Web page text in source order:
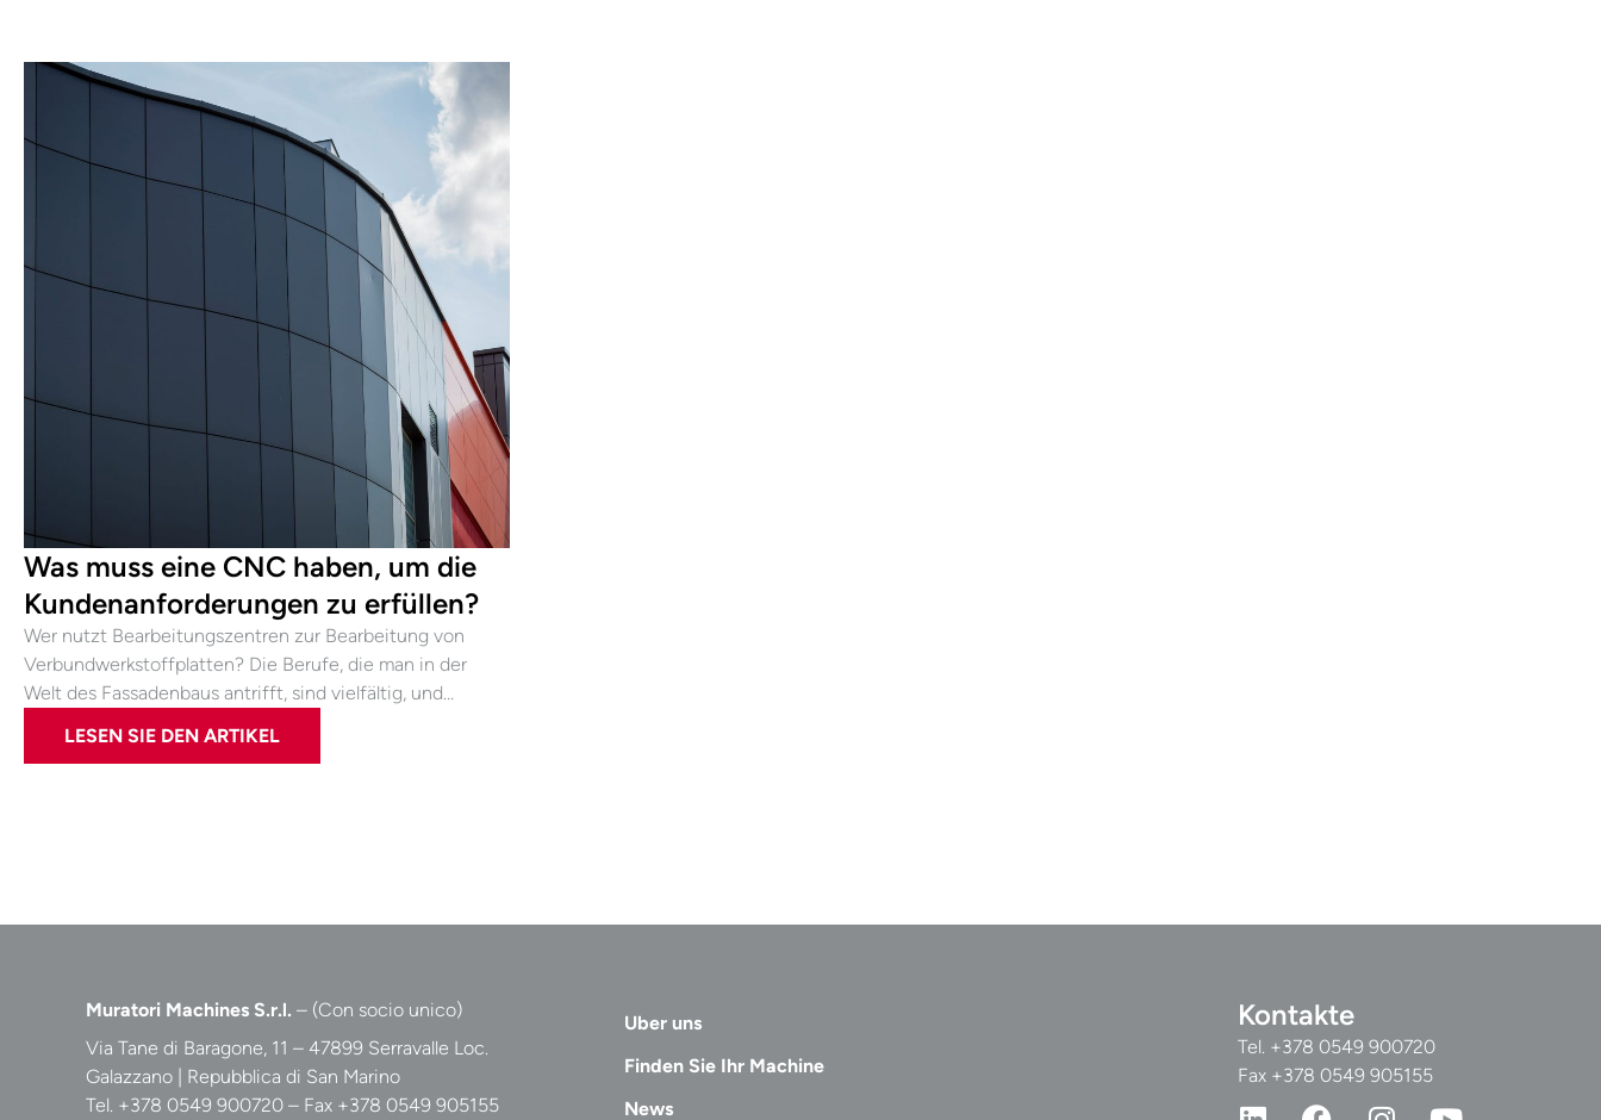
Was muss eine CNC haben, um die
Kundenanforderungen zu erfüllen?
Wer nutzt Bearbeitungszentren zur Bearbeitung von
Verbundwerkstoffplatten? Die Berufe, die man in der
Welt des Fassadenbaus antrifft, sind vielfältig, und…
LESEN SIE DEN ARTIKEL
Muratori Machines S.r.l. – (Con socio unico)
Via Tane di Baragone, 11 – 47899 Serravalle Loc.
Galazzano | Repubblica di San Marino
Tel. +378 0549 900720 – Fax +378 0549 905155
Uber uns
Finden Sie Ihr Machine
News
Kontakte
Tel. +378 0549 900720
Fax +378 0549 905155